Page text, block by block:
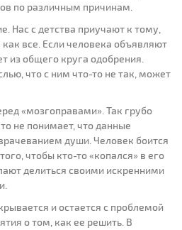
по различным причинам.
Нас с детства приучают к тому,
все. Если человека объявляют
из общего круга одобрения.
что с ним что-то не так, может
«мозгоправами». Так грубо
не понимает, что данные
души. Человек боится
чтобы кто-то «копался» в его
делиться своими искренними
и остается с проблемой
о том, как ее решить. В